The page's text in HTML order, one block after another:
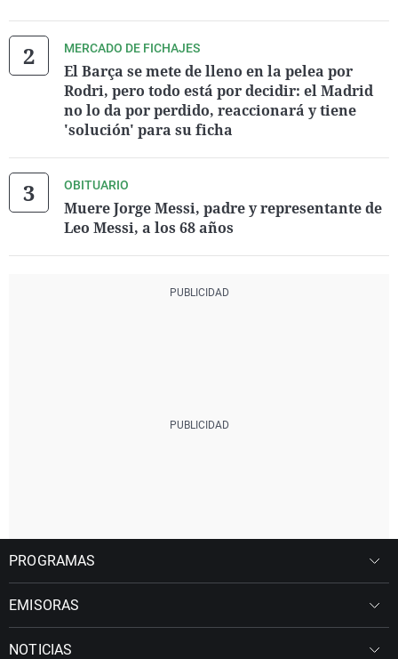
MERCADO DE FICHAJES
El Barça se mete de lleno en la pelea por
Rodri, pero todo está por decidir: el Madrid
no lo da por perdido, reaccionará y tiene
'solución' para su ficha
OBITUARIO
Muere Jorge Messi, padre y representante de
Leo Messi, a los 68 años
PROGRAMAS
EMISORAS
NOTICIAS